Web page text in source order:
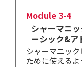
Module 3-4
シャーマニ
ーシック&ア
シャーマニッ
ために使える